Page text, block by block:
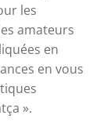
les
amateurs
en
en vous
».